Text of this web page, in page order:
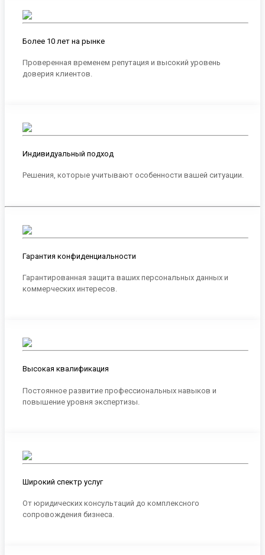
Более 10 лет на рынке
Проверенная временем репутация и высокий уровень
доверия клиентов.
Индивидуальный подход
Решения, которые учитывают особенности вашей ситуации.
Гарантия конфиденциальности
Гарантированная защита ваших персональных данных и
коммерческих интересов.
Высокая квалификация
Постоянное развитие профессиональных навыков и
повышение уровня экспертизы.
Широкий спектр услуг
От юридических консультаций до комплексного
сопровождения бизнеса.